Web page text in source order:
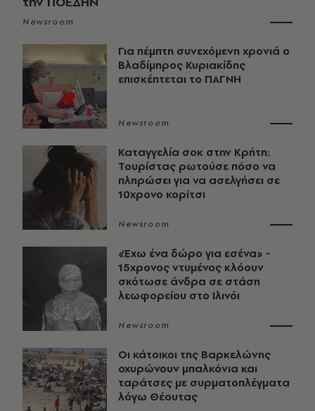
Newsroom
Για πέμπτη συνεχόμενη χρονιά ο
Βλαδίμηρος Κυριακίδης
επισκέπτεται το ΠΑΓΝΗ
Newsroom
Καταγγελία σοκ στην Κρήτη:
Τουρίστας ρωτούσε πόσο να
πληρώσει για να ασελγήσει σε
10χρονο κορίτσι
Newsroom
«Έχω ένα δώρο για εσένα» -
15χρονος ντυμένος κλόουν
σκότωσε άνδρα σε στάση
λεωφορείου στο Ιλινόι
Newsroom
Οι κάτοικοι της Βαρκελώνης
οχυρώνουν μπαλκόνια και
ταράτσες με συρματοπλέγματα
λόγω Θέουτας